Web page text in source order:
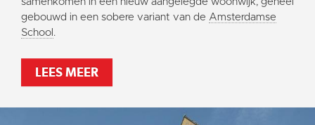
Steun ons
Contact
Vaktaal
gebouwd in een sobere variant van de Amsterdamse
School .
LEES MEER